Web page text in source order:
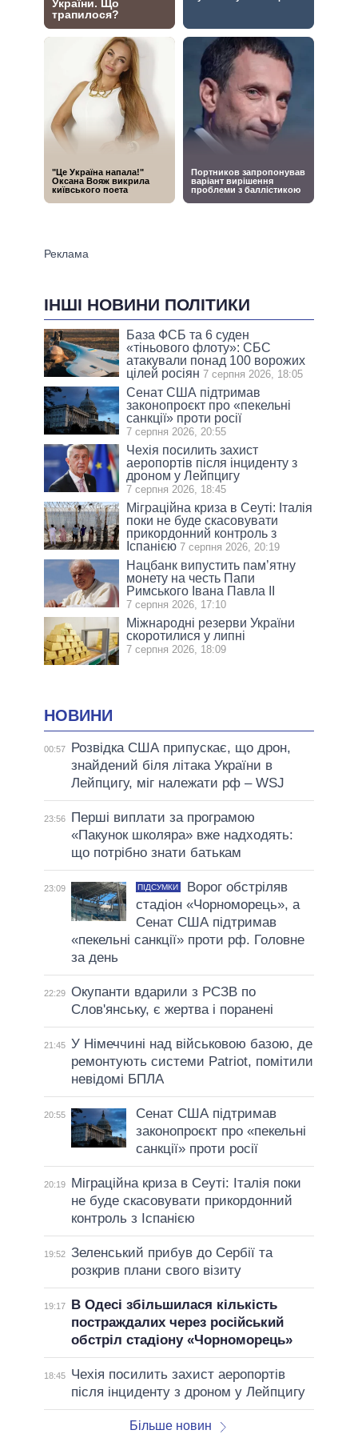
ІНШІ НОВИНИ ПОЛІТИКИ
База ФСБ та 6 суден
«тіньового флоту»: СБС
атакували понад 100 ворожих
цілей росіян 7 серпня 2026, 18:05
Сенат США підтримав
законопроєкт про «пекельні
санкції» проти росії
7 серпня 2026, 20:55
Чехія посилить захист
аеропортів після інциденту з
дроном у Лейпцигу
7 серпня 2026, 18:45
Міграційна криза в Сеуті: Італія
поки не буде скасовувати
прикордонний контроль з
Іспанією 7 серпня 2026, 20:19
Нацбанк випустить пам’ятну
монету на честь Папи
Римського Івана Павла II
7 серпня 2026, 17:10
Міжнародні резерви України
скоротилися у липні
7 серпня 2026, 18:09
НОВИНИ
00:57
Розвідка США припускає, що дрон,
знайдений біля літака України в
Лейпцигу, міг належати рф – WSJ
23:56
Перші виплати за програмою
«Пакунок школяра» вже надходять:
що потрібно знати батькам
23:09 ПІДСУМКИ
Ворог обстріляв
стадіон «Чорноморець», а
Сенат США підтримав
«пекельні санкції» проти рф. Головне
за день
22:29 Окупанти вдарили з РСЗВ по
Слов'янську, є жертва і поранені
21:45 У Німеччині над військовою базою, де
ремонтують системи Patriot, помітили
невідомі БПЛА
20:55
Сенат США підтримав
законопроєкт про «пекельні
санкції» проти росії
20:19
Міграційна криза в Сеуті: Італія поки
не буде скасовувати прикордонний
контроль з Іспанією
19:52 Зеленський прибув до Сербії та
розкрив плани свого візиту
19:17
В Одесі збільшилася кількість
постраждалих через російський
обстріл стадіону «Чорноморець»
18:45
Чехія посилить захист аеропортів
після інциденту з дроном у Лейпцигу
Більше новин